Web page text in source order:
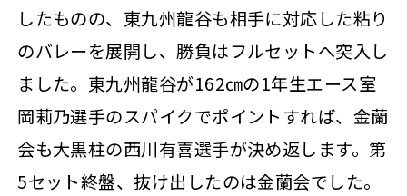
したものの、東九州龍谷も相手に対応した粘り
のバレーを展開し、勝負はフルセットへ突入し
ました。東九州龍谷が162㎝の1年生エース室
岡莉乃選手のスパイクでポイントすれば、金蘭
会も大黒柱の西川有喜選手が決め返します。第
5セット終盤、抜け出したのは金蘭会でした。